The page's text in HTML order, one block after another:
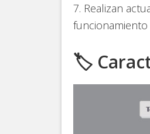
7. Realizan
🏷️